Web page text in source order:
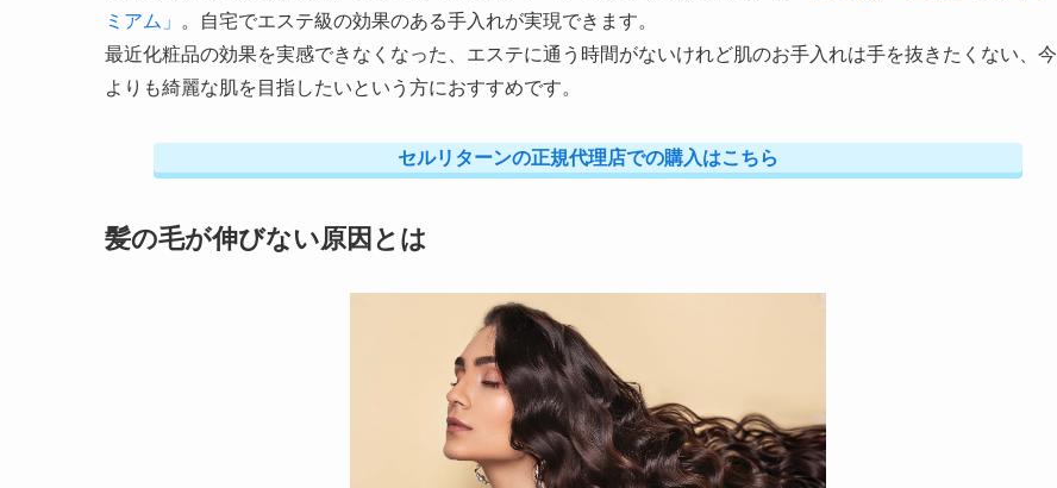
ミアム」 。自宅でエステ級の効果のある手入れが実現できます。
最近化粧品の効果を実感できなくなった、エステに通う時間がないけれど肌のお手入れは手を抜きたくない、今
よりも綺麗な肌を目指したいという方におすすめです。
セルリターンの正規代理店での購入はこちら
髪の毛が伸びない原因とは